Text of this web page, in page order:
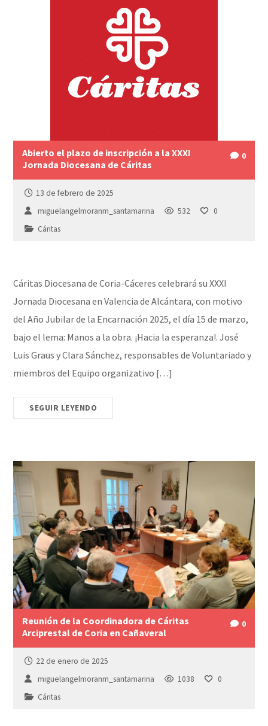
Abierto el plazo de inscripción a la XXXI
Jornada Diocesana de Cáritas
0
13 de febrero de 2025
miguelangelmoranm_santamarina
532
0
Cáritas
Cáritas Diocesana de Coria-Cáceres celebrará su XXXI
Jornada Diocesana en Valencia de Alcántara, con motivo
del Año Jubilar de la Encarnación 2025, el día 15 de marzo,
bajo el lema: Manos a la obra. ¡Hacia la esperanza!. José
Luis Graus y Clara Sánchez, responsables de Voluntariado y
miembros del Equipo organizativo […]
SEGUIR LEYENDO
Reunión de la Coordinadora de Cáritas
Arciprestal de Coria en Cañaveral
0
22 de enero de 2025
miguelangelmoranm_santamarina
1038
0
Cáritas